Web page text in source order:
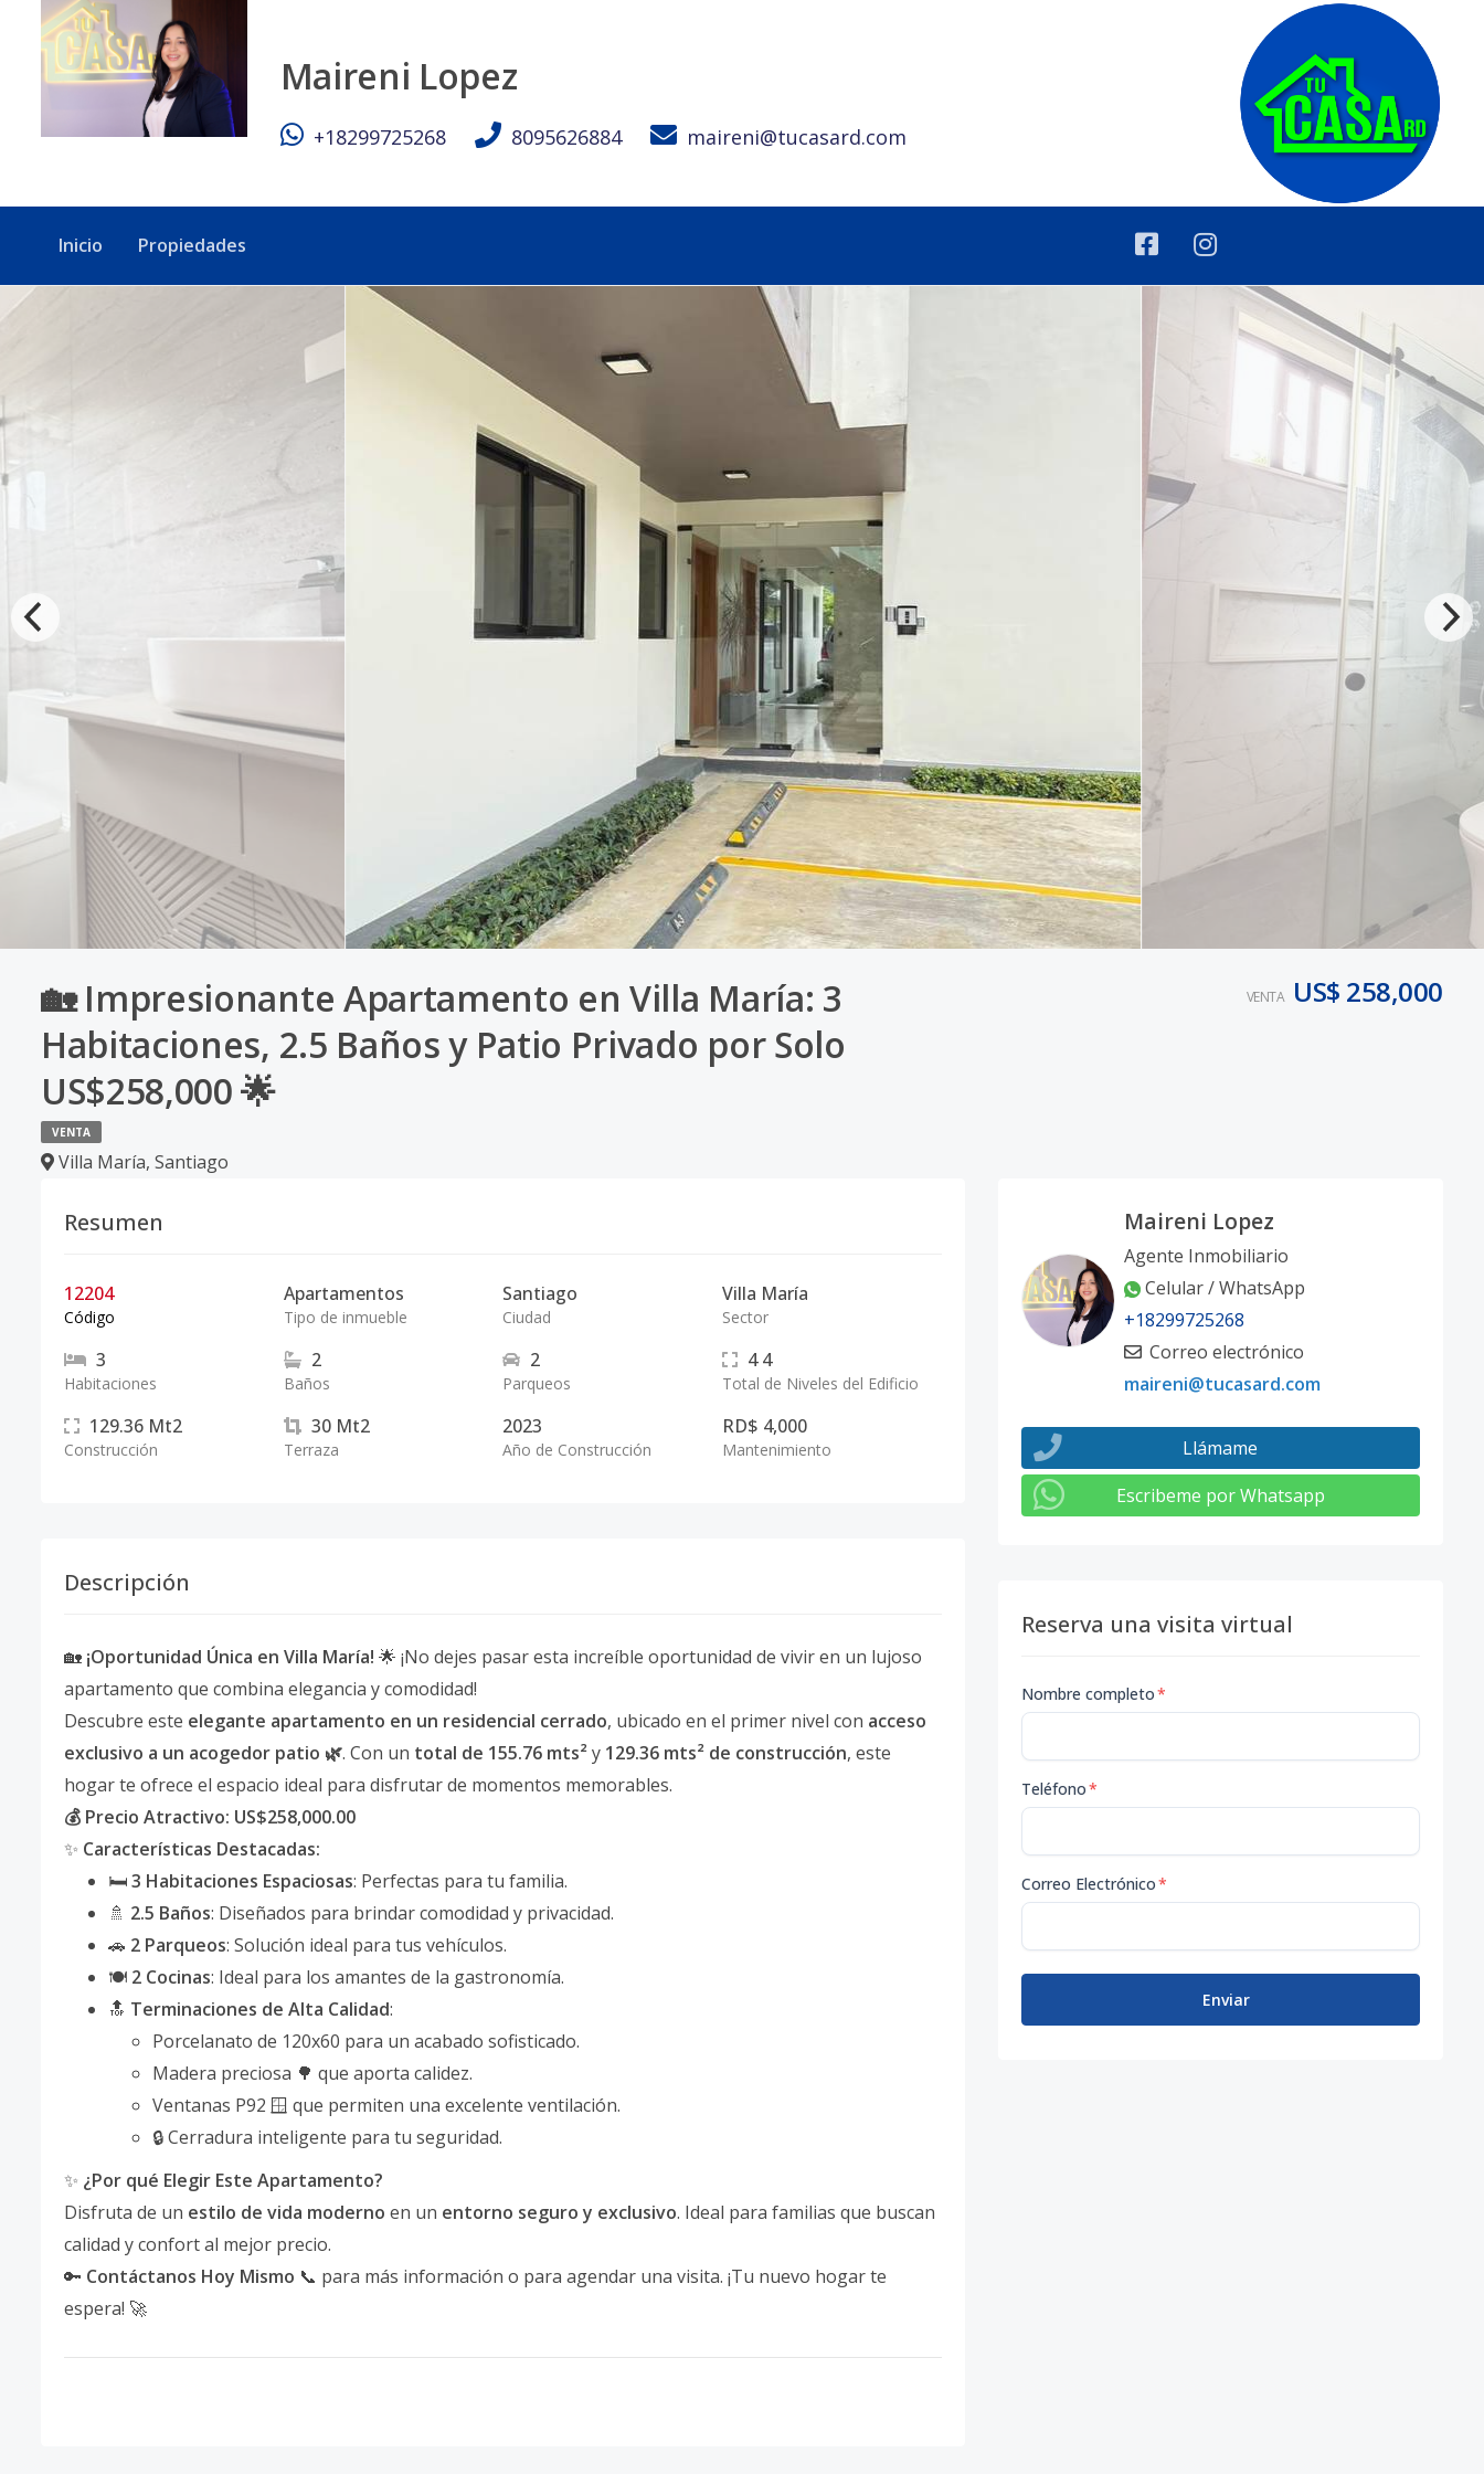
Maireni Lopez
+18299725268 8095626884 maireni@tucasard.com
Inicio Propiedades
🏡 Impresionante Apartamento en Villa María: 3
Habitaciones, 2.5 Baños y Patio Privado por Solo
US$258,000 🌟
VENTA
Villa María, Santiago
VENTA US$ 258,000
Resumen
12204
Código
Apartamentos
Tipo de inmueble
Santiago
Ciudad
Villa María
Sector
3
Habitaciones
2
Baños
2
Parqueos
4 4
Total de Niveles del Edificio
129.36 Mt2
Construcción
30 Mt2
Terraza
2023
Año de Construcción
RD$ 4,000
Mantenimiento
Descripción
🏡 ¡Oportunidad Única en Villa María! 🌟 ¡No dejes pasar esta increíble oportunidad de vivir en un lujoso
apartamento que combina elegancia y comodidad!
Descubre este elegante apartamento en un residencial cerrado, ubicado en el primer nivel con acceso
exclusivo a un acogedor patio 🌿. Con un total de 155.76 mts²y 129.36 mts² de construcción, este
hogar te ofrece el espacio ideal para disfrutar de momentos memorables.
💰 Precio Atractivo: US$258,000.00
✨ Características Destacadas:
🛏️3 Habitaciones Espaciosas: Perfectas para tu familia.
🚿 2.5 Baños: Diseñados para brindar comodidad y privacidad.
🚗 2 Parqueos: Solución ideal para tus vehículos.
🍽️ 2 Cocinas: Ideal para los amantes de la gastronomía.
🔝 Terminaciones de Alta Calidad:
Porcelanato de 120x60 para un acabado sofisticado.
Madera preciosa 🌳 que aporta calidez.
Ventanas P92 🪟 que permiten una excelente ventilación.
🔒 Cerradura inteligente para tu seguridad.
✨ ¿Por qué Elegir Este Apartamento?
Disfruta de un estilo de vida moderno en un entorno seguro y exclusivo. Ideal para familias que buscan
calidad y confort al mejor precio.
🔑 Contáctanos Hoy Mismo 📞 para más información o para agendar una visita. ¡Tu nuevo hogar te
espera! 🚀
Maireni Lopez
Agente Inmobiliario
Celular / WhatsApp
+18299725268
Correo electrónico
maireni@tucasard.com
Llámame
Escribeme por Whatsapp
Reserva una visita virtual
Nombre completo*
Teléfono*
Correo Electrónico*
Enviar
🏡 Impresionante Apartamento en Villa María: 3 Habitaciones, 2.5 Baños y Patio Privado por Solo US$258,000 🌟 - Tu Casa RD